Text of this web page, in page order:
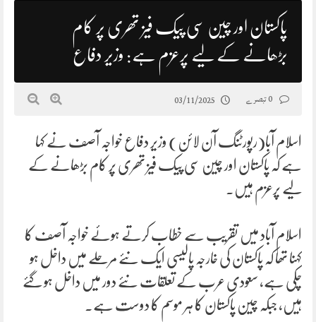
پاکستان اور چین سی پیک فیز تھری پر کام
بڑھانے کے لیے پرعزم ہے: وزیر دفاع
03/11/2025
اسلام آبا(رپورٹنگ آن لائن) وزیر دفاع خواجہ آصف نے کہا
ہے کہ پاکستان اور چین سی پیک فیز تھری پر کام بڑھانے کے
لیے پرعزم ہیں۔
اسلام آباد میں تقریب سے خطاب کرتے ہوئے خواجہ آصف کا
کہنا تھا کہ پاکستان کی خارجہ پالیسی ایک نئے مرحلے میں داخل ہو
چکی ہے، سعودی عرب کے تعلقات نئے دور میں داخل ہو گئے
ہیں، جبکہ چین پاکستان کا ہر موسم کا دوست ہے۔